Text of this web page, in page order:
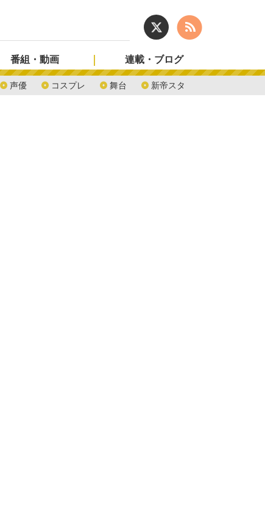
声優 コスプレ 舞台 新帝スタ
番組・動画 連載・ブログ